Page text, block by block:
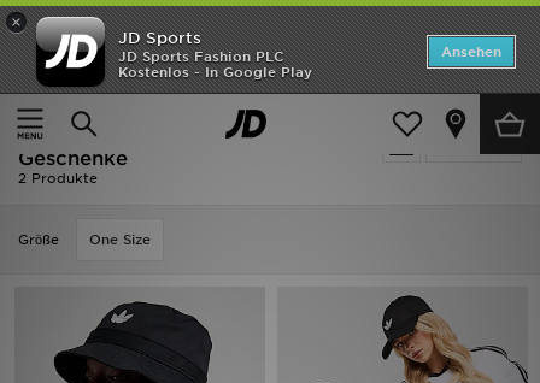
×
JD Sports
JD Sports Fashion PLC
Kostenlos - In Google Play
Ansehen
Home
Herren Herren Accessoires Caps
Verfeinern
Schwarz Caps - Adidas Originals -
Geschenke
2 Produkte
Grӧße One Size
ANGEBOTE
Neuheiten
Herren
Bestsellers
Marken